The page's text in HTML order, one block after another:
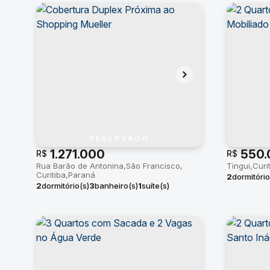
R$ 1.271.000
Rua Barão de Antonina São Francisco
Curitiba Paraná
2dormitório(s)3banheiro(s)1suíte(s)
R$
Tingui
2